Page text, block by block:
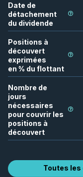
Date de
détachement
du dividende
Positions à
découvert
exprimées
en % du flottant
Nombre de
jours
nécessaires
pour couvrir les
positions à
découvert
Toutes